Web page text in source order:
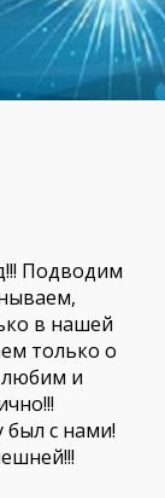
Подводим
в нашей
только о
любим и
с нами!